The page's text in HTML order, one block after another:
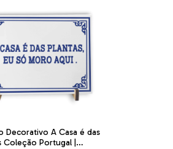
Decorativo A Casa é das
Coleção Portugal |